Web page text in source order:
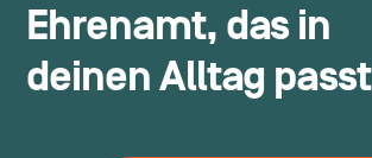
Ehrenamt, das in
deinen Alltag passt